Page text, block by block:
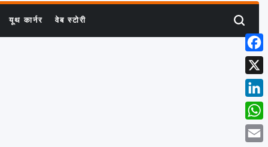
यूथ कार्नर वेब स्टोरी Search
X